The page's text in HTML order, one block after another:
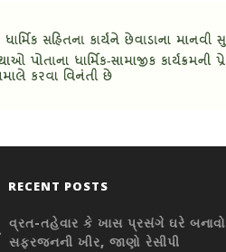
RECENT POSTS
વ્રત-તહેવાર કે ખાસ પ્રસંગે ઘરે બનાવો
સફરજનની ખીર, જાણો રેસીપી